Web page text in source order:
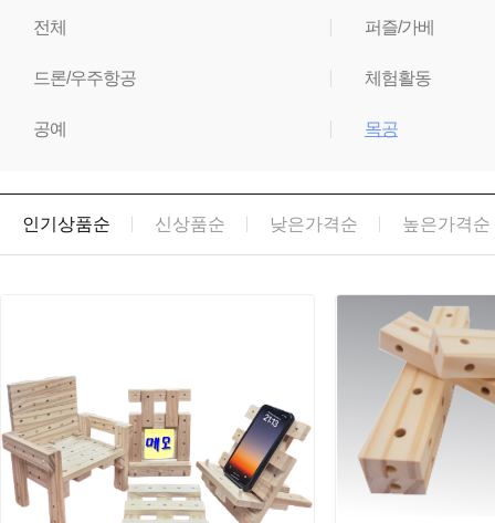
전체 퍼즐/가베
드론/우주항공 체험활동
공예 목공
인기상품순 신상품순 낮은가격순 높은가격순